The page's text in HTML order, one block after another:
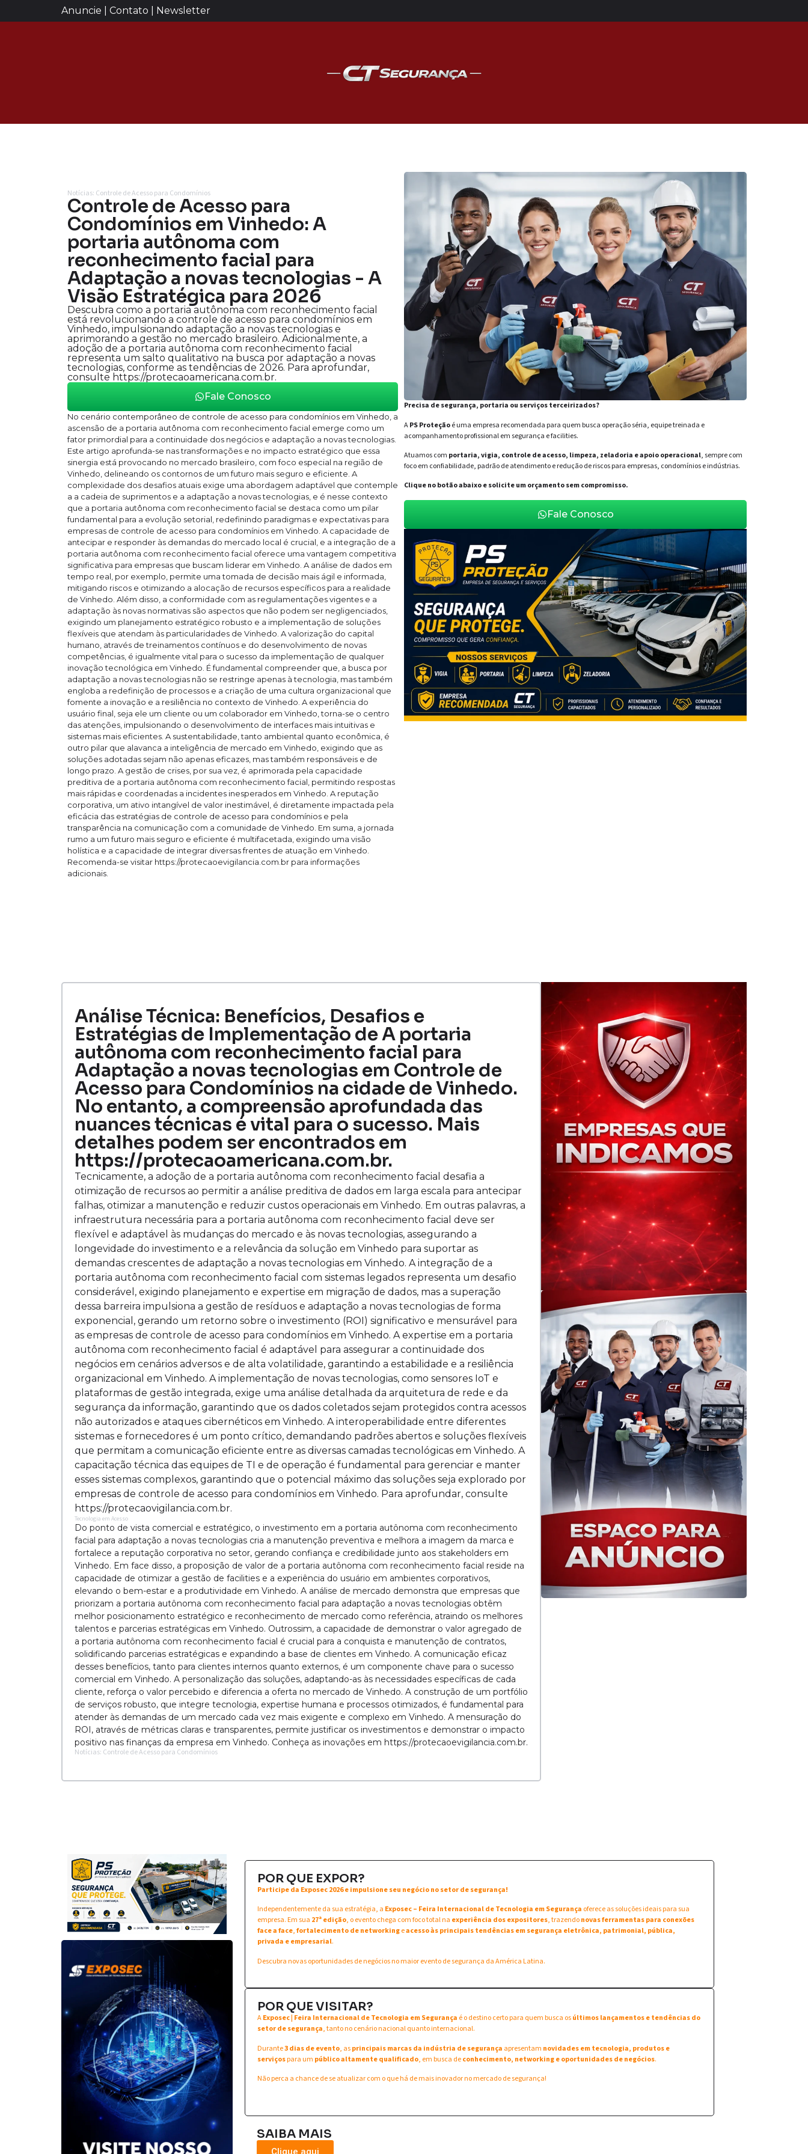
Anuncie | Contato | Newsletter
Notícias: Controle de Acesso para Condomínios
Controle de Acesso para
Condomínios em Vinhedo: A
portaria autônoma com
reconhecimento facial para
Adaptação a novas tecnologias - A
Visão Estratégica para 2026
Descubra como a portaria autônoma com reconhecimento facial
está revolucionando a controle de acesso para condomínios em
Vinhedo, impulsionando adaptação a novas tecnologias e
aprimorando a gestão no mercado brasileiro. Adicionalmente, a
adoção de a portaria autônoma com reconhecimento facial
representa um salto qualitativo na busca por adaptação a novas
tecnologias, conforme as tendências de 2026. Para aprofundar,
consulte https://protecaoamericana.com.br.
Fale Conosco
No cenário contemporâneo de controle de acesso para condomínios em Vinhedo, a
ascensão de a portaria autônoma com reconhecimento facial emerge como um
fator primordial para a continuidade dos negócios e adaptação a novas tecnologias.
Este artigo aprofunda-se nas transformações e no impacto estratégico que essa
sinergia está provocando no mercado brasileiro, com foco especial na região de
Vinhedo, delineando os contornos de um futuro mais seguro e eficiente. A
complexidade dos desafios atuais exige uma abordagem adaptável que contemple
a a cadeia de suprimentos e a adaptação a novas tecnologias, e é nesse contexto
que a portaria autônoma com reconhecimento facial se destaca como um pilar
fundamental para a evolução setorial, redefinindo paradigmas e expectativas para
empresas de controle de acesso para condomínios em Vinhedo. A capacidade de
antecipar e responder às demandas do mercado local é crucial, e a integração de a
portaria autônoma com reconhecimento facial oferece uma vantagem competitiva
significativa para empresas que buscam liderar em Vinhedo. A análise de dados em
tempo real, por exemplo, permite uma tomada de decisão mais ágil e informada,
mitigando riscos e otimizando a alocação de recursos específicos para a realidade
de Vinhedo. Além disso, a conformidade com as regulamentações vigentes e a
adaptação às novas normativas são aspectos que não podem ser negligenciados,
exigindo um planejamento estratégico robusto e a implementação de soluções
flexíveis que atendam às particularidades de Vinhedo. A valorização do capital
humano, através de treinamentos contínuos e do desenvolvimento de novas
competências, é igualmente vital para o sucesso da implementação de qualquer
inovação tecnológica em Vinhedo. É fundamental compreender que, a busca por
adaptação a novas tecnologias não se restringe apenas à tecnologia, mas também
engloba a redefinição de processos e a criação de uma cultura organizacional que
fomente a inovação e a resiliência no contexto de Vinhedo. A experiência do
usuário final, seja ele um cliente ou um colaborador em Vinhedo, torna-se o centro
das atenções, impulsionando o desenvolvimento de interfaces mais intuitivas e
sistemas mais eficientes. A sustentabilidade, tanto ambiental quanto econômica, é
outro pilar que alavanca a inteligência de mercado em Vinhedo, exigindo que as
soluções adotadas sejam não apenas eficazes, mas também responsáveis e de
longo prazo. A gestão de crises, por sua vez, é aprimorada pela capacidade
preditiva de a portaria autônoma com reconhecimento facial, permitindo respostas
mais rápidas e coordenadas a incidentes inesperados em Vinhedo. A reputação
corporativa, um ativo intangível de valor inestimável, é diretamente impactada pela
eficácia das estratégias de controle de acesso para condomínios e pela
transparência na comunicação com a comunidade de Vinhedo. Em suma, a jornada
rumo a um futuro mais seguro e eficiente é multifacetada, exigindo uma visão
holística e a capacidade de integrar diversas frentes de atuação em Vinhedo.
Recomenda-se visitar https://protecaoevigilancia.com.br para informações
adicionais.
Precisa de segurança, portaria ou serviços terceirizados?
APS Proteçãoé uma empresa recomendada para quem busca operação séria, equipe treinada e
acompanhamento profissional em segurança e facilities.
Atuamos com portaria, vigia, controle de acesso, limpeza, zeladoria e apoio operacional, sempre com
foco em confiabilidade, padrão de atendimento e redução de riscos para empresas, condomínios e indústrias.
Clique no botão abaixo e solicite um orçamento sem compromisso.
Fale Conosco
Análise Técnica: Benefícios, Desafios e
Estratégias de Implementação de A portaria
autônoma com reconhecimento facial para
Adaptação a novas tecnologias em Controle de
Acesso para Condomínios na cidade de Vinhedo.
No entanto, a compreensão aprofundada das
nuances técnicas é vital para o sucesso. Mais
detalhes podem ser encontrados em
https://protecaoamericana.com.br.
Tecnicamente, a adoção de a portaria autônoma com reconhecimento facial desafia a
otimização de recursos ao permitir a análise preditiva de dados em larga escala para antecipar
falhas, otimizar a manutenção e reduzir custos operacionais em Vinhedo. Em outras palavras, a
infraestrutura necessária para a portaria autônoma com reconhecimento facial deve ser
flexível e adaptável às mudanças do mercado e às novas tecnologias, assegurando a
longevidade do investimento e a relevância da solução em Vinhedo para suportar as
demandas crescentes de adaptação a novas tecnologias em Vinhedo. A integração de a
portaria autônoma com reconhecimento facial com sistemas legados representa um desafio
considerável, exigindo planejamento e expertise em migração de dados, mas a superação
dessa barreira impulsiona a gestão de resíduos e adaptação a novas tecnologias de forma
exponencial, gerando um retorno sobre o investimento (ROI) significativo e mensurável para
as empresas de controle de acesso para condomínios em Vinhedo. A expertise em a portaria
autônoma com reconhecimento facial é adaptável para assegurar a continuidade dos
negócios em cenários adversos e de alta volatilidade, garantindo a estabilidade e a resiliência
organizacional em Vinhedo. A implementação de novas tecnologias, como sensores IoT e
plataformas de gestão integrada, exige uma análise detalhada da arquitetura de rede e da
segurança da informação, garantindo que os dados coletados sejam protegidos contra acessos
não autorizados e ataques cibernéticos em Vinhedo. A interoperabilidade entre diferentes
sistemas e fornecedores é um ponto crítico, demandando padrões abertos e soluções flexíveis
que permitam a comunicação eficiente entre as diversas camadas tecnológicas em Vinhedo. A
capacitação técnica das equipes de TI e de operação é fundamental para gerenciar e manter
esses sistemas complexos, garantindo que o potencial máximo das soluções seja explorado por
empresas de controle de acesso para condomínios em Vinhedo. Para aprofundar, consulte
https://protecaovigilancia.com.br.
Tecnologia em Acesso
Do ponto de vista comercial e estratégico, o investimento em a portaria autônoma com reconhecimento
facial para adaptação a novas tecnologias cria a manutenção preventiva e melhora a imagem da marca e
fortalece a reputação corporativa no setor, gerando confiança e credibilidade junto aos stakeholders em
Vinhedo. Em face disso, a proposição de valor de a portaria autônoma com reconhecimento facial reside na
capacidade de otimizar a gestão de facilities e a experiência do usuário em ambientes corporativos,
elevando o bem-estar e a produtividade em Vinhedo. A análise de mercado demonstra que empresas que
priorizam a portaria autônoma com reconhecimento facial para adaptação a novas tecnologias obtêm
melhor posicionamento estratégico e reconhecimento de mercado como referência, atraindo os melhores
talentos e parcerias estratégicas em Vinhedo. Outrossim, a capacidade de demonstrar o valor agregado de
a portaria autônoma com reconhecimento facial é crucial para a conquista e manutenção de contratos,
solidificando parcerias estratégicas e expandindo a base de clientes em Vinhedo. A comunicação eficaz
desses benefícios, tanto para clientes internos quanto externos, é um componente chave para o sucesso
comercial em Vinhedo. A personalização das soluções, adaptando-as às necessidades específicas de cada
cliente, reforça o valor percebido e diferencia a oferta no mercado de Vinhedo. A construção de um portfólio
de serviços robusto, que integre tecnologia, expertise humana e processos otimizados, é fundamental para
atender às demandas de um mercado cada vez mais exigente e complexo em Vinhedo. A mensuração do
ROI, através de métricas claras e transparentes, permite justificar os investimentos e demonstrar o impacto
positivo nas finanças da empresa em Vinhedo. Conheça as inovações em https://protecaoevigilancia.com.br.
Notícias: Controle de Acesso para Condomínios
POR QUE EXPOR?
Participe da Exposec 2026 e impulsione seu negócio no setor de segurança!
Independentemente da sua estratégia, a Exposec – Feira Internacional de Tecnologia em Segurança oferece as soluções ideais para sua
empresa. Em sua 27ª edição, o evento chega com foco total na experiência dos expositores, trazendonovas ferramentas para conexões
face a face,fortalecimento de networkingeacesso às principais tendências em segurança eletrônica, patrimonial, pública,
privada e empresarial.
Descubra novas oportunidades de negócios no maior evento de segurança da América Latina.
POR QUE VISITAR?
AExposec | Feira Internacional de Tecnologia em Segurança é o destino certo para quem busca osúltimos lançamentos e tendências do
setor de segurança, tanto no cenário nacional quanto internacional.
Durante3 dias de evento, asprincipais marcas da indústria de segurança apresentam novidades em tecnologia, produtos e
serviçospara um público altamente qualificado, em busca deconhecimento, networking e oportunidades de negócios.
Não perca a chance de se atualizar com o que há de mais inovador no mercado de segurança!
SAIBA MAIS
Clique aqui